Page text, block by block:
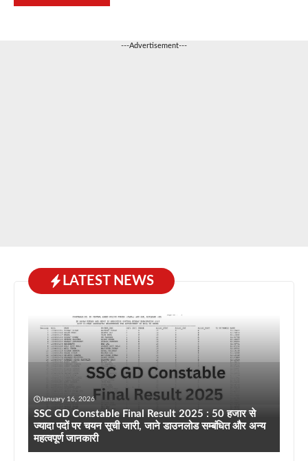
---Advertisement---
LATEST NEWS
January 16, 2026
SSC GD Constable Final Result 2025 : 50 हजार से
ज्यादा पदों पर चयन सूची जारी, जाने डाउनलोड सम्बंधित और अन्य
महत्वपूर्ण जानकारी